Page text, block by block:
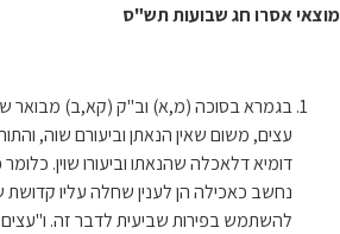
מוצאי אסרו חג שבועות תש"ס
בגמרא בסוכה (מ,א) וב"ק (קא,ב) מבואר
עצים, משום שאין הנאתן וביעורם שוה,
דומיא דלאכלה שהנאתו וביעורו שוין.
נחשב כאכילה הן לענין שחלה עליו קדושת
להשתמש בפירות שביעית לדבר זה.